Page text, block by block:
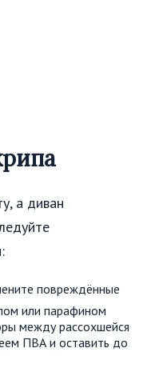
а диван
повреждённые
или парафином
между рассохшейся
ПВА и оставить до